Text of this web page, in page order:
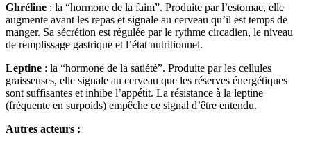
Ghréline : la “hormone de la faim”. Produite par l’estomac, elle
augmente avant les repas et signale au cerveau qu’il est temps de
manger. Sa sécrétion est régulée par le rythme circadien, le niveau
de remplissage gastrique et l’état nutritionnel.
Leptine : la “hormone de la satiété”. Produite par les cellules
graisseuses, elle signale au cerveau que les réserves énergétiques
sont suffisantes et inhibe l’appétit. La résistance à la leptine
(fréquente en surpoids) empêche ce signal d’être entendu.
Autres acteurs :